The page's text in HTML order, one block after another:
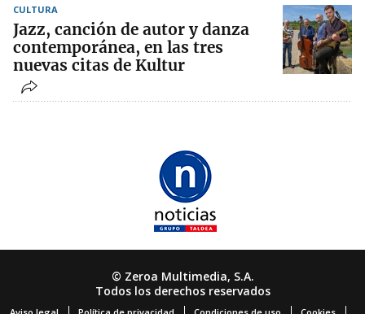
CULTURA
Jazz, canción de autor y danza
contemporánea, en las tres
nuevas citas de Kultur
© Zeroa Multimedia, S.A.
Todos los derechos reservados